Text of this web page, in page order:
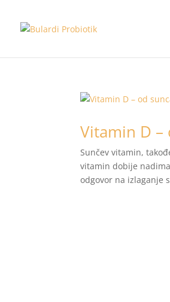
Vitamin D –
Sunčev vitamin,
vitamin dobije
odgovor na izlaganje